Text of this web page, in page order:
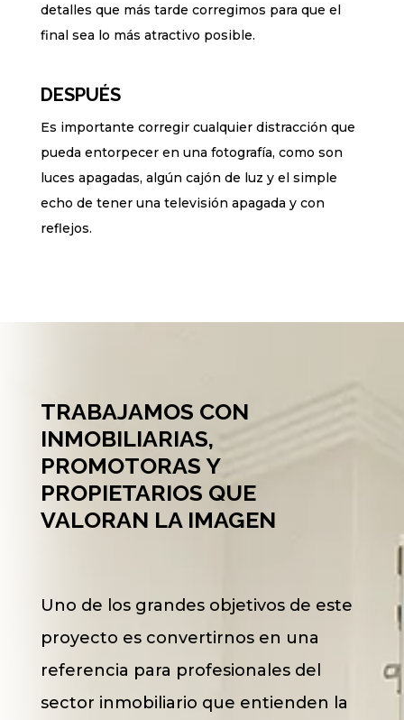
detalles que más tarde corregimos para que el
final sea lo más atractivo posible.
DESPUÉS
Es importante corregir cualquier distracción que
pueda entorpecer en una fotografía, como son
luces apagadas, algún cajón de luz y el simple
echo de tener una televisión apagada y con
reflejos.
TRABAJAMOS CON
INMOBILIARIAS,
PROMOTORAS Y
PROPIETARIOS QUE
VALORAN LA IMAGEN
Uno de los grandes objetivos de este
proyecto es convertirnos en una
referencia para profesionales del
sector inmobiliario que entienden la